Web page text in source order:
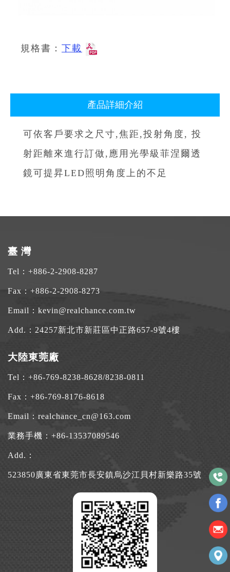
規格書： 下載
產品詳細介紹
可依客戶要求之尺寸,焦距,投射角度, 投
射距離來進行訂做,應用光學級菲涅爾透
鏡可提昇LED照明角度上的不足
臺 灣
Tel： +886-2-2908-8287
Fax：+886-2-2908-8273
Email： kevin@realchance.com.tw
Add.： 24257新北市新莊區中正路657-9號4樓
大陸東莞廠
Tel： +86-769-8238-8628/8238-0811
Fax：+86-769-8176-8618
Email： realchance_cn@163.com
業務手機： +86-13537089546
Add.：
523850廣東省東莞市長安鎮烏沙江貝村新樂路35號